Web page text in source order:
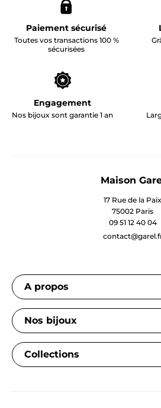
Paiement sécurisé
Toutes vos transactions 100 %
sécurisées
Engagement
Nos bijoux sont garantie 1 an
Maison
17 Rue de la Paix
75002 Paris
09 51 12 40 04
A propos
Nos bijoux
Collections